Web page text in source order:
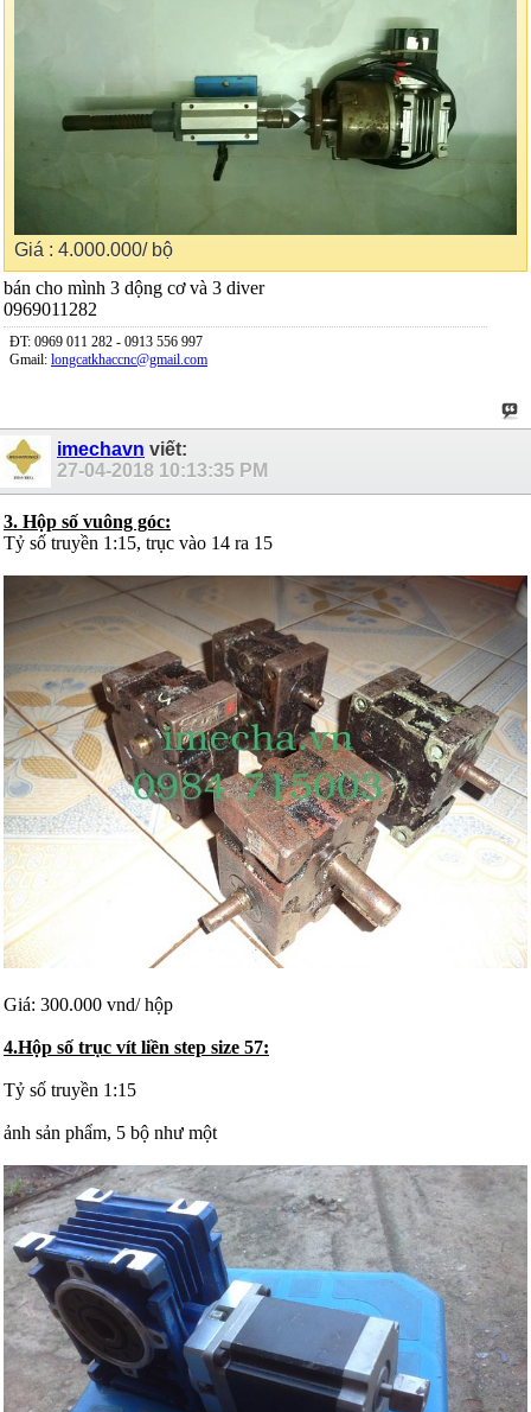
Giá : 4.000.000/ bộ
bán cho mình 3 dộng cơ và 3 diver
0969011282
ĐT: 0969 011 282 - 0913 556 997
Gmail: longcatkhaccnc@gmail.com
imechavn viết:
27-04-2018 10:13:35 PM
3. Hộp số vuông góc:
Tỷ số truyền 1:15, trục vào 14 ra 15
Giá: 300.000 vnd/ hộp
4.Hộp số trục vít liền step size 57:
Tỷ số truyền 1:15
ảnh sản phẩm, 5 bộ như một